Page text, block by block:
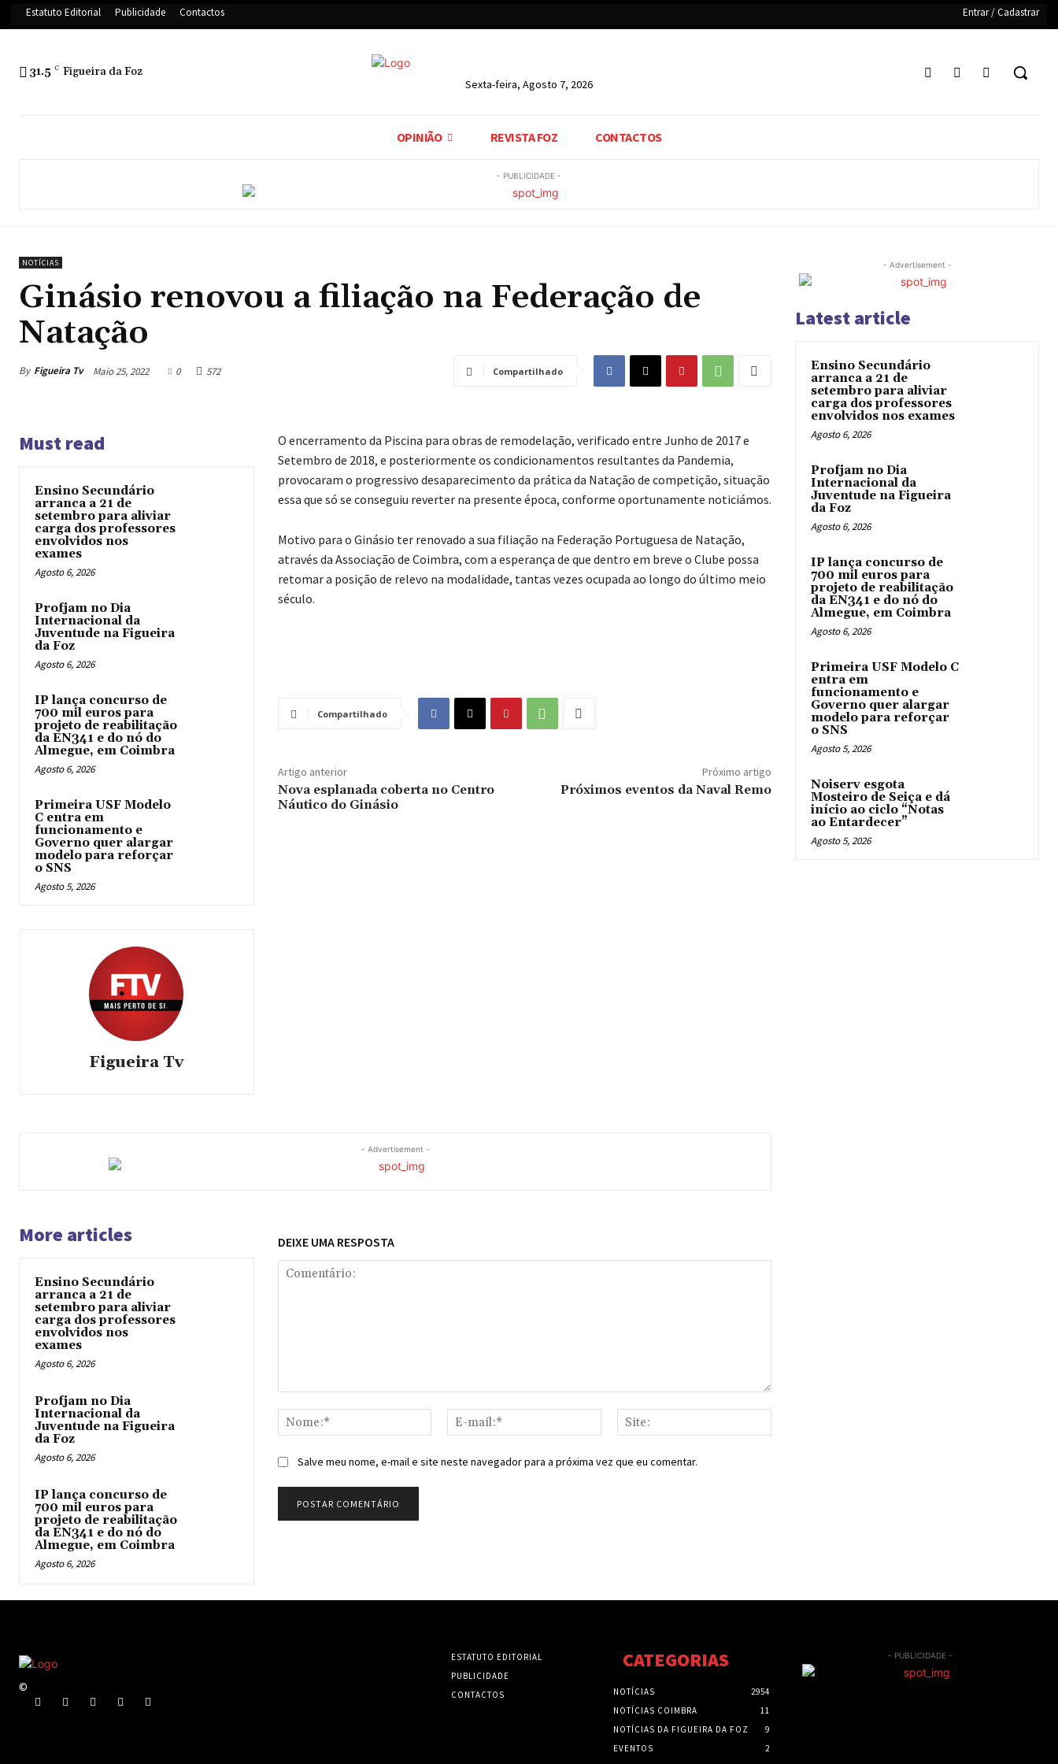
Estatuto Editorial Publicidade Contactos Entrar / Cadastrar
31.5 C Figueira da Foz
Sexta-feira, Agosto 7, 2026
OPINIÃO REVISTA FOZ CONTACTOS
- PUBLICIDADE -
NOTÍCIAS
Ginásio renovou a filiação na Federação de
Natação
By Figueira Tv Maio 25, 2022 0 572 Compartilhado
Must read
Ensino Secundário
arranca a 21 de
setembro para aliviar
carga dos professores
envolvidos nos
exames
Agosto 6, 2026
Profjam no Dia
Internacional da
Juventude na Figueira
da Foz
Agosto 6, 2026
IP lança concurso de
700 mil euros para
projeto de reabilitação
da EN341 e do nó do
Almegue, em Coimbra
Agosto 6, 2026
Primeira USF Modelo
C entra em
funcionamento e
Governo quer alargar
modelo para reforçar
o SNS
Agosto 5, 2026
Figueira Tv
O encerramento da Piscina para obras de remodelação, verificado entre Junho de 2017 e
Setembro de 2018, e posteriormente os condicionamentos resultantes da Pandemia,
provocaram o progressivo desaparecimento da prática da Natação de competição, situação
essa que só se conseguiu reverter na presente época, conforme oportunamente noticiámos.
Motivo para o Ginásio ter renovado a sua filiação na Federação Portuguesa de Natação,
através da Associação de Coimbra, com a esperança de que dentro em breve o Clube possa
retomar a posição de relevo na modalidade, tantas vezes ocupada ao longo do último meio
século.
Compartilhado
Artigo anterior
Nova esplanada coberta no Centro
Náutico do Ginásio
Próximo artigo
Próximos eventos da Naval Remo
- Advertisement -
More articles
Ensino Secundário
arranca a 21 de
setembro para aliviar
carga dos professores
envolvidos nos
exames
Agosto 6, 2026
Profjam no Dia
Internacional da
Juventude na Figueira
da Foz
Agosto 6, 2026
IP lança concurso de
700 mil euros para
projeto de reabilitação
da EN341 e do nó do
Almegue, em Coimbra
Agosto 6, 2026
DEIXE UMA RESPOSTA
Nome:*
mail:*
Salve meu nome, e-mail e site neste navegador para a próxima vez que eu comentar.
- Advertisement -
Latest article
Ensino Secundário
arranca a 21 de
setembro para aliviar
carga dos professores
envolvidos nos exames
Agosto 6, 2026
Profjam no Dia
Internacional da
Juventude na Figueira
da Foz
Agosto 6, 2026
IP lança concurso de
700 mil euros para
projeto de reabilitação
da EN341 e do nó do
Almegue, em Coimbra
Agosto 6, 2026
Primeira USF Modelo C
entra em
funcionamento e
Governo quer alargar
modelo para reforçar
o SNS
Agosto 5, 2026
Noiserv esgota
Mosteiro de Seiça e dá
início ao ciclo “Notas
ao Entardecer”
Agosto 5, 2026
©
ESTATUTO EDITORIAL
PUBLICIDADE
CONTACTOS
CATEGORIAS
NOTÍCIAS
2954
NOTÍCIAS COIMBRA
11
NOTÍCIAS DA FIGUEIRA DA FOZ
9
EVENTOS
2
- PUBLICIDADE -